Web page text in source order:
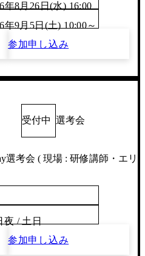
年8月26日(水) 16:00
年9月5日(土) 10:00～
参加申し込み
受付中 選考会
選考会 ( 現場 : 研修講師・エリ
夜 / 土日
参加申し込み